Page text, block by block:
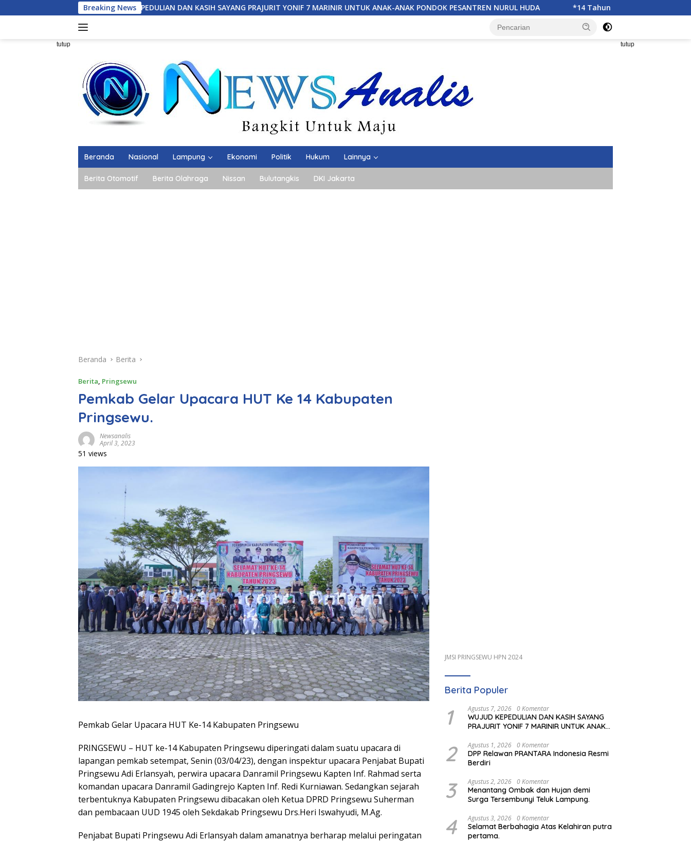
ke
Breaking News
WUJUD KEPEDULIAN DAN KASIH SAYANG PRAJURIT YONIF 7 MARINIR UNTUK ANAK-ANAK PONDOK PESANTREN NURUL HUDA *14 Tahun Mengabdi,IWO Berbagi Kebahagiaan di
tutup tutup
Beranda Nasional Lampung Ekonomi Politik Hukum Lainnya
Berita Otomotif Berita Olahraga Nissan Bulutangkis DKI Jakarta
Beranda Berita
Berita, Pringsewu
Pemkab Gelar Upacara HUT Ke 14 Kabupaten
Pringsewu.
Newsanalis
April 3, 2023
51 views
Pemkab Gelar Upacara HUT Ke-14 Kabupaten Pringsewu
PRINGSEWU – HUT ke-14 Kabupaten Pringsewu diperingati dalam suatu upacara di
lapangan pemkab setempat, Senin (03/04/23), dengan inspektur upacara Penjabat Bupati
Pringsewu Adi Erlansyah, perwira upacara Danramil Pringsewu Kapten Inf. Rahmad serta
komandan upacara Danramil Gadingrejo Kapten Inf. Redi Kurniawan. Sedangkan sejarah
terbentuknya Kabupaten Pringsewu dibacakan oleh Ketua DPRD Pringsewu Suherman
dan pembacaan UUD 1945 oleh Sekdakab Pringsewu Drs.Heri Iswahyudi, M.Ag.
Penjabat Bupati Pringsewu Adi Erlansyah dalam amanatnya berharap melalui peringatan
JMSI PRINGSEWU HPN 2024
Berita Populer
1 Agustus 7, 2026 0 Komentar
WUJUD KEPEDULIAN DAN KASIH SAYANG
PRAJURIT YONIF 7 MARINIR UNTUK ANAK-
2 Agustus 1, 2026 0 Komentar
DPP Relawan PRANTARA Indonesia Resmi
Berdiri
3 Agustus 2, 2026 0 Komentar
Menantang Ombak dan Hujan demi
Surga Tersembunyi Teluk Lampung.
4 Agustus 3, 2026 0 Komentar
Selamat Berbahagia Atas Kelahiran putra
pertama.